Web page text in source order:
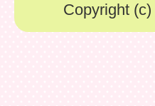
Copyright